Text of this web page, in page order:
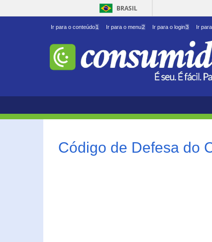
BRASIL
Ir para o conteúdo1 Ir para o menu2 Ir para o login3 Ir
Código de Defesa do